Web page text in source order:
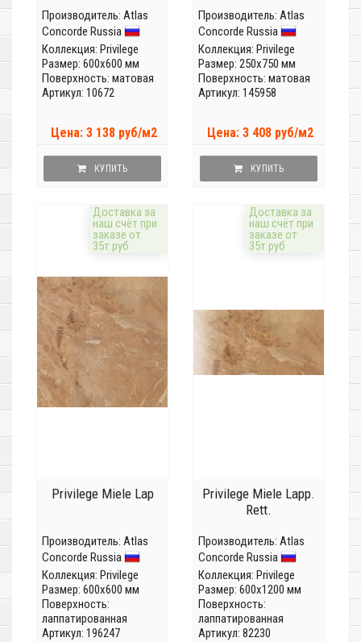
Производитель: Atlas
Concorde Russia
Коллекция: Privilege
Размер: 600x600 мм
Поверхность: матовая
Артикул: 10672
Цена: 3 138 руб/м2
КУПИТЬ
Производитель: Atlas
Concorde Russia
Коллекция: Privilege
Размер: 250x750 мм
Поверхность: матовая
Артикул: 145958
Цена: 3 408 руб/м2
КУПИТЬ
Доставка за
наш счёт при
заказе от
35т.руб
Privilege Miele Lap
Производитель: Atlas
Concorde Russia
Коллекция: Privilege
Размер: 600x600 мм
Поверхность:
лаппатированная
Артикул: 196247
Доставка за
наш счёт при
заказе от
35т.руб
Privilege Miele Lapp.
Rett.
Производитель: Atlas
Concorde Russia
Коллекция: Privilege
Размер: 600x1200 мм
Поверхность:
лаппатированная
Артикул: 82230